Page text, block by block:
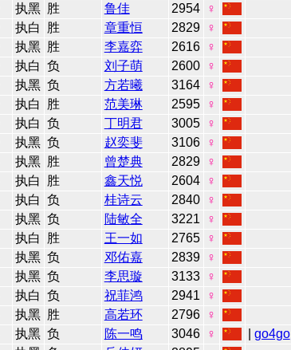
执黑 胜 鲁佳 2954
♀
执白 胜 章重恒 2829
♀
执黑 胜 李嘉弈 2616
♀
执白 负 刘子萌 2600
♀
执黑 负 方若曦 3164
♀
执白 胜 范美琳 2595
♀
执白 负 丁明君 3005
♀
执黑 负 赵奕斐 3106
♀
执黑 胜 曾楚典 2829
♀
执白 胜 鑫天悦 2604
♀
执白 负 桂诗云 2840
♀
执黑 负 陆敏全 3221
♀
执白 胜 王一如 2765
♀
执黑 负 邓佑嘉 2839
♀
执黑 负 李思璇 3133
♀
执白 负 祝菲鸿 2941
♀
执黑 胜 高若环 2796
♀
执黑 负 陈一鸣 3046 ♀ go4go|